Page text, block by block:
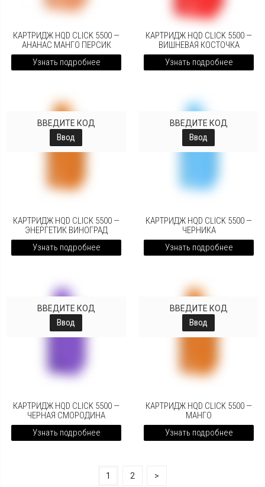
КАРТРИДЖ HQD CLICK 5500 —
АНАНАС МАНГО ПЕРСИК
Узнать подробнее
КАРТРИДЖ HQD CLICK 5500 —
ВИШНЕВАЯ КОСТОЧКА
Узнать подробнее
ВВЕДИТЕ КОД
Ввод
КАРТРИДЖ HQD CLICK 5500 —
ЭНЕРГЕТИК ВИНОГРАД
Узнать подробнее
ВВЕДИТЕ КОД
Ввод
КАРТРИДЖ HQD CLICK 5500 —
ЧЕРНИКА
Узнать подробнее
ВВЕДИТЕ КОД
Ввод
КАРТРИДЖ HQD CLICK 5500 —
ЧЕРНАЯ СМОРОДИНА
Узнать подробнее
ВВЕДИТЕ КОД
Ввод
КАРТРИДЖ HQD CLICK 5500 —
МАНГО
Узнать подробнее
1 2 >